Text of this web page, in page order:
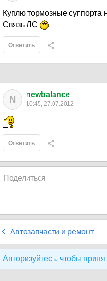
Куплю тормозные суппорта
Связь ЛС
Ответить
N newbalance
10:45, 27.07.2012
Ответить
Поделиться
Автозапчасти и ремонт
Авторизуйтесь, чтобы